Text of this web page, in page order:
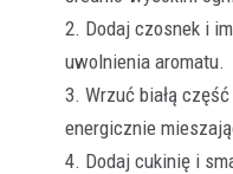
Dodaj czosnek i
uwolnienia aromatu.
Wrzuć białą
energicznie
Dodaj cukinię i